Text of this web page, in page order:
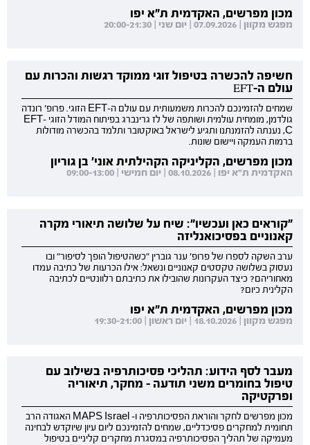
מכון מפרשים, האקדמית ת"א יפו
מפגש מקוון | 07.09.2026 | יום שני | 20:00-21:30
חשיפה להכשרה בטיפול זוגי ממוקד רגשות והכרות עם
עולם ה-EFT
שמחים להזמינכם להכרות משמעותית עם עולם ה-EFT הזוגי. פרופ' רונדה
גולדמן, מומחית עולמית ושותפה של לז גרינברג בפיתוח המודל הזוגי EFT-
C, נענתה להזמנתנו ותגיע לישראל באוקטובר ותלמד בהכשרה מודולות
ברמות העמקה ויישום שונות.
מכון מפרשים, הקליניקה הקהילתית אוני' בן גוריון
האקדמית ת"א יפו | 08.10.2026 | יום חמישי | 09:00-13:00
"קוראים כאן ועכשיו": שיח על שלושה תיאורי מקרה
קאנוניים בפסיכואנליזה
ערב השקה לספרו של פרופ' ענר גוברין "כשהטיפול הופך לסיפור" ובו
נעסוק בשלושה טקסטים קאנוניים ונשאל: אילו הכרעות של כתיבה עמדו
מאחוריהם? כיצד העקרונות שהובילו את כתיבתם רלוונטיים לכתיבה
הקלינית כיום?
מכון מפרשים, האקדמית ת"א יפו
מפגש מקוון | 18.10.2026 | יום ראשון | 19:30-21:00
מעבר לסף הידוע: תהליכי פסיכותרפיה בשילוב עם
טיפול בחומרים משני תודעה - מחקר, תיאוריה
ופרקטיקה
מכון מפרשים לחקר והוראת הפסיכותרפיה ו- MAPS Israel האגודה הרב
תחומית למחקרים פסיכדליים, שמחים להזמינכם ליום עיון שיוקדש לבחינה
מעמיקה של תהליך הפסיכותרפיה במסגרת מחקרים קליניים בטיפול